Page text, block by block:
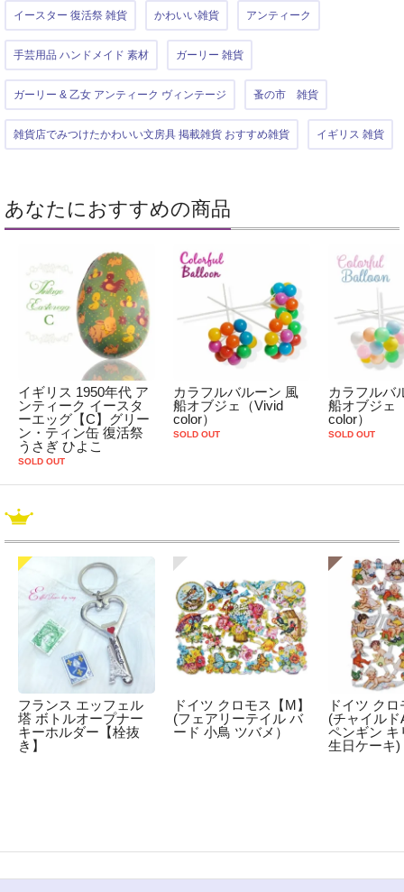
イースター 復活祭 雑貨 かわいい雑貨 アンティーク
手芸用品 ハンドメイド 素材 ガーリー 雑貨
ガーリー & 乙女 アンティーク ヴィンテージ 蚤の市 雑貨
雑貨店でみつけたかわいい文房具 掲載雑貨 おすすめ雑貨 イギリス 雑貨
あなたにおすすめの商品
イギリス 1950年代 ア
ンティーク イースタ
ーエッグ【C】グリー
ン・ティン缶 復活祭
うさぎ ひよこ
SOLD OUT
カラフルバルーン 風
船オブジェ（Vivid
color）
SOLD OUT
カラフルバ
船オブジェ
color）
SOLD OUT
フランス エッフェル
塔 ボトルオープナー
キーホルダー【栓抜
き】
ドイツ クロモス【M】
(フェアリーテイル バ
ード 小鳥 ツバメ）
ドイツ ク
(チャイルド
ペンギン キ
生日ケーキ)